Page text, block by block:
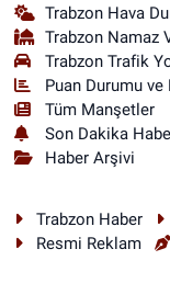
Trabzon Hava
Trabzon Namaz
Trabzon Trafik
Puan Durumu
Tüm Manşetler
Son Dakika
Haber Arşivi
Trabzon Haber
Resmi Reklam